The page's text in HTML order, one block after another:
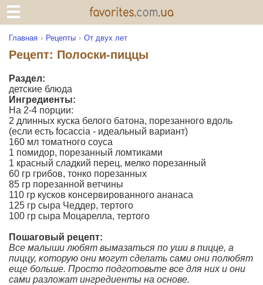
Главная Рецепты От двух лет
Рецепт: Полоски-пиццы
Раздел:
детские блюда
Ингредиенты:
На 2-4 порции:
2 длинных куска белого батона, порезанного вдоль
(если есть focaccia - идеальный вариант)
160 мл томатного соуса
1 помидор, порезанный ломтиками
1 красный сладкий перец, мелко порезанный
60 гр грибов, тонко порезанных
85 гр порезанной ветчины
110 гр кусков консервированного ананаса
125 гр сыра Чеддер, тертого
100 гр сыра Моцарелла, тертого
Пошаговый рецепт:
Все малыши любят вымазаться по уши в пицце, а
пиццу, которую они могут сделать сами они полюбят
еще больше. Просто подготовьте все для них и они
сами разложат ингредиенты на основе.